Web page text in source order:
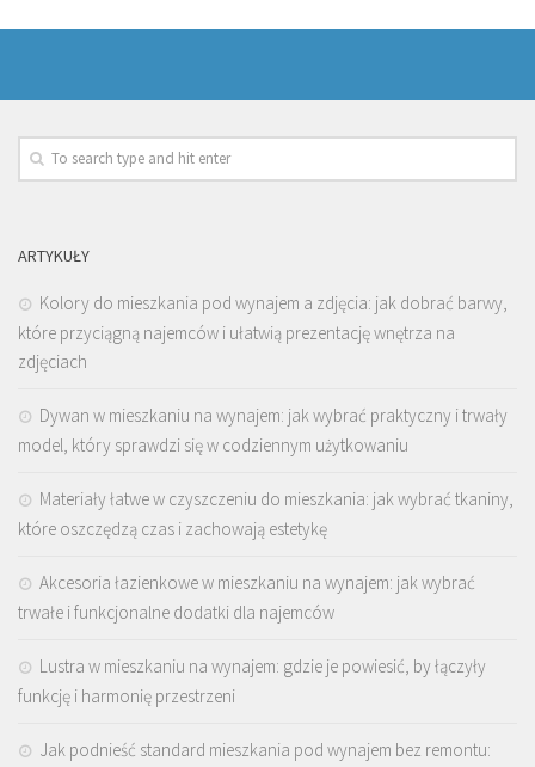
ARTYKUŁY
Kolory do mieszkania pod wynajem a zdjęcia: jak dobrać barwy,
które przyciągną najemców i ułatwią prezentację wnętrza na
zdjęciach
Dywan w mieszkaniu na wynajem: jak wybrać praktyczny i trwały
model, który sprawdzi się w codziennym użytkowaniu
Materiały łatwe w czyszczeniu do mieszkania: jak wybrać tkaniny,
które oszczędzą czas i zachowają estetykę
Akcesoria łazienkowe w mieszkaniu na wynajem: jak wybrać
trwałe i funkcjonalne dodatki dla najemców
Lustra w mieszkaniu na wynajem: gdzie je powiesić, by łączyły
funkcję i harmonię przestrzeni
Jak podnieść standard mieszkania pod wynajem bez remontu: